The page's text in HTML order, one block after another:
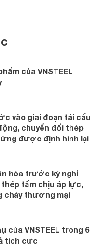
của VNSTEEL
vào giai đoạn tái cấu
chuyển đổi thép
được định hình lại
hóa trước kỳ nghỉ
thép tấm chịu áp lực,
chảy thương mại
của VNSTEEL trong 6
tích cực